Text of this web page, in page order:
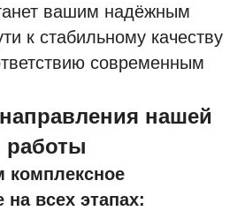
вашим надёжным
к стабильному качеству
современным
нашей
работы
комплексное
всех этапах: